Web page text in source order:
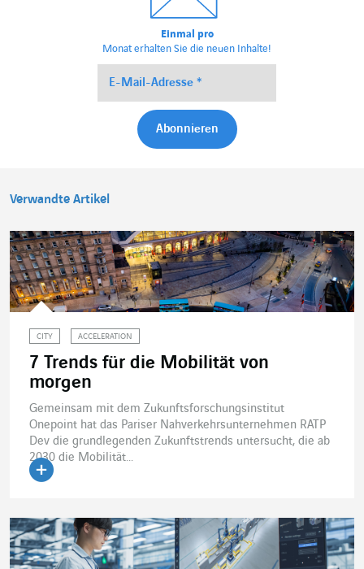
Einmal pro
Monat erhalten Sie die neuen Inhalte!
Verwandte Artikel
CITY ACCELERATION
7 Trends für die Mobilität von
morgen
Gemeinsam mit dem Zukunftsforschungsinstitut
Onepoint hat das Pariser Nahverkehrsunternehmen RATP
Dev die grundlegenden Zukunftstrends untersucht, die ab
2030 die Mobilität...